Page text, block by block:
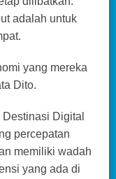
adalah untuk
yang mereka
Dito.
Digital
percepatan
memiliki wadah
yang ada di